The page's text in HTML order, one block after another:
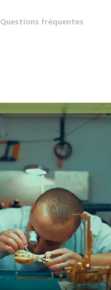
Questions fréquentes